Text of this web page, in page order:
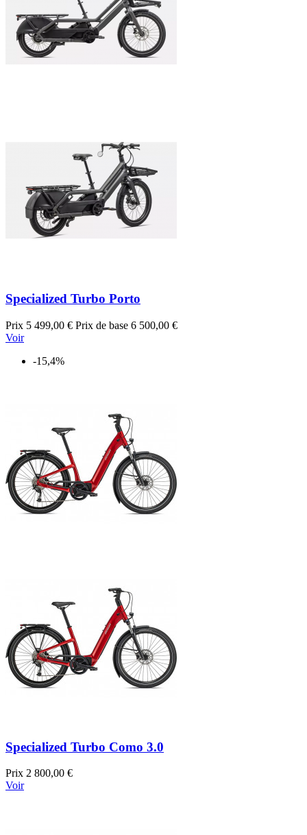
Specialized Turbo Porto
Prix 5 499,00 € Prix de base 6 500,00 €
Voir
-15,4%
Specialized Turbo Como 3.0
Prix 2 800,00 €
Voir